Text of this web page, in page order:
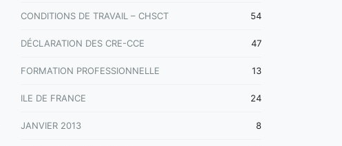
CONDITIONS DE TRAVAIL – CHSCT 54
DÉCLARATION DES CRE-CCE 47
FORMATION PROFESSIONNELLE 13
ILE DE FRANCE 24
JANVIER 2013 8